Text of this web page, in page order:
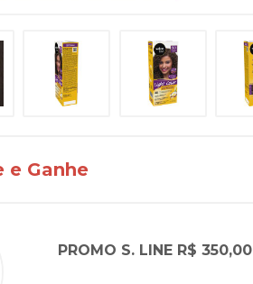
Ganhe
PROMO S. LINE R$ 350,00